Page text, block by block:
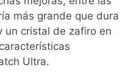
más grande que dura
un cristal de zafiro en
Ultra.